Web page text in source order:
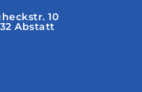
10
Abstatt